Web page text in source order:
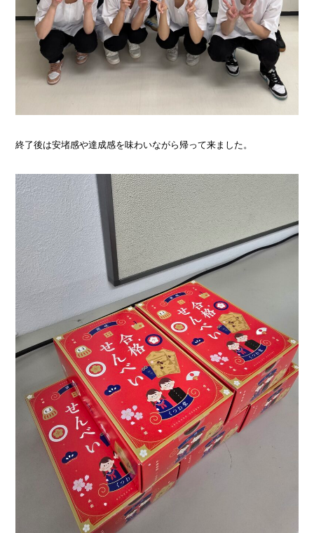
終了後は安堵感や達成感を味わいながら帰って来ました。